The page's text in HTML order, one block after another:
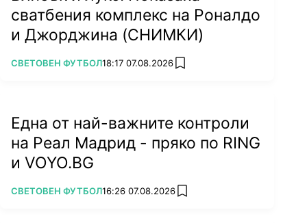
сватбения комплекс на Роналдо
и Джорджина (СНИМКИ)
ПОВЕЧЕ ОТ
СВЕТОВЕН ФУТБОЛ18:17 07.08.2026 add favorites
Една от най-важните контроли
на Реал Мадрид - пряко по RING
и VOYO.BG
ПОВЕЧЕ ОТ
СВЕТОВЕН ФУТБОЛ16:26 07.08.2026 add favorites